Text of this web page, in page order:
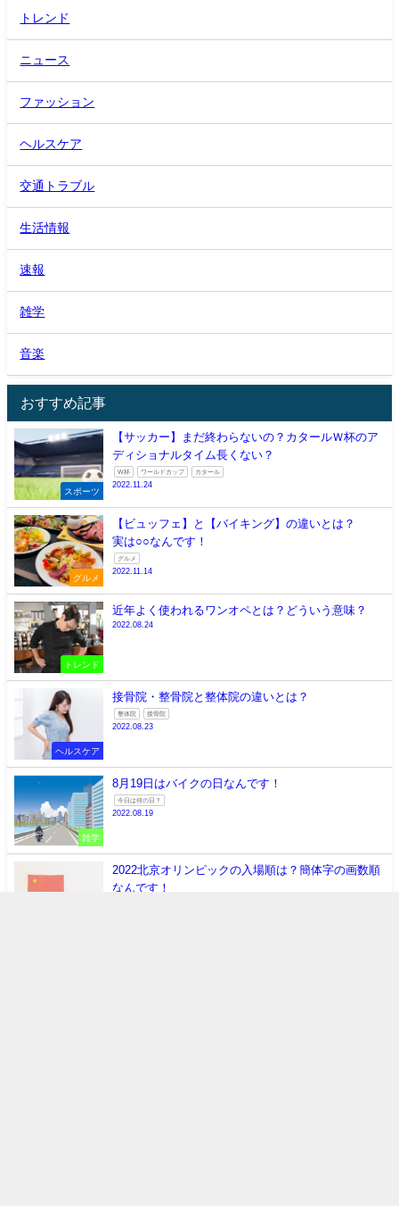
トレンド
ニュース
ファッション
ヘルスケア
交通トラブル
生活情報
速報
雑学
音楽
おすすめ記事
スポーツ
【サッカー】まだ終わらないの？カタールＷ杯のア
ディショナルタイム長くない？
W杯 ワールドカップ カタール
2022.11.24
グルメ
【ビュッフェ】と【バイキング】の違いとは？
実は○○なんです！
グルメ
2022.11.14
トレンド
近年よく使われるワンオペとは？どういう意味？
2022.08.24
ヘルスケア
接骨院・整骨院と整体院の違いとは？
整体院 接骨院
2022.08.23
雑学
8月19日はバイクの日なんです！
今日は何の日？
2022.08.19
2022北京オリンピックの入場順は？簡体字の画数順
なんです！